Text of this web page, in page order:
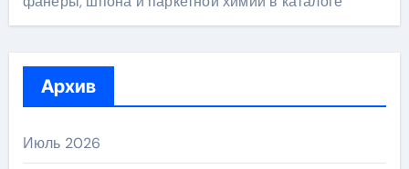
Архив
Июль 2026